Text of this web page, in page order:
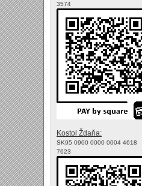
3574
Kostol Ždaňa:
SK95 0900 0000 0004 4618
7623